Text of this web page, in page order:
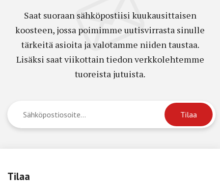
Saat suoraan sähköpostiisi kuukausittaisen
koosteen, jossa poimimme uutisvirrasta sinulle
tärkeitä asioita ja valotamme niiden taustaa.
Lisäksi saat viikottain tiedon verkkolehtemme
tuoreista jutuista.
Tilaa